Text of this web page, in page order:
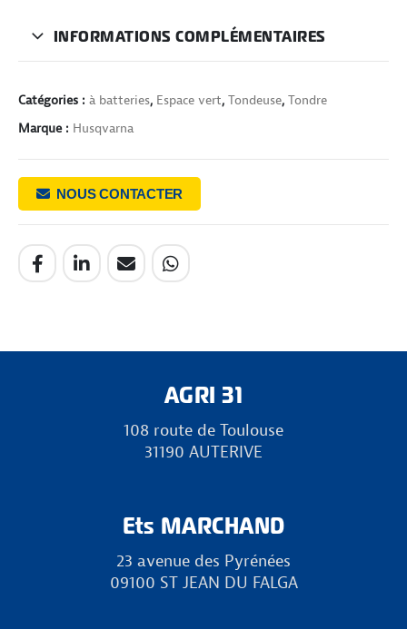
INFORMATIONS COMPLÉMENTAIRES
Catégories : à batteries, Espace vert, Tondeuse, Tondre
Marque : Husqvarna
NOUS CONTACTER
AGRI 31
108 route de Toulouse
31190 AUTERIVE
Ets MARCHAND
23 avenue des Pyrénées
09100 ST JEAN DU FALGA